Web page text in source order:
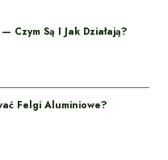
Czym Są I Jak Działają?
Felgi Aluminiowe?